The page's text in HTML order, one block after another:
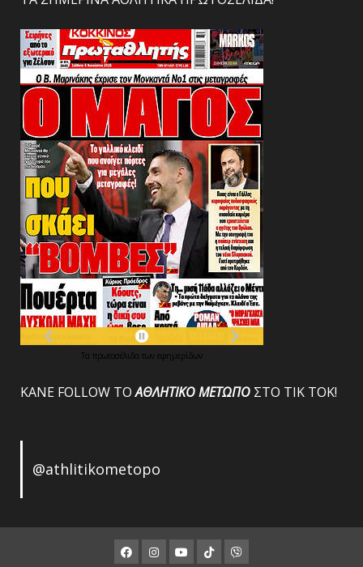
Τα πρωτοσέλιδα των εφημερίδων
ΚΑΝΕ FOLLOW ΤΟΑΘΛΗΤΙΚΟΜΕΤΩΠΟ ΣΤΟ ΤΙΚ ΤΟΚ!
@athlitikometopo
Facebook
Instagram
Youtube
ΤΙΚ
Viber